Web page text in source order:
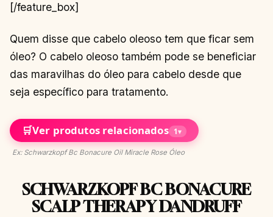
[/feature_box]
Quem disse que cabelo oleoso tem que ficar sem
óleo? O cabelo oleoso também pode se beneficiar
das maravilhas do óleo para cabelo desde que
seja específico para tratamento.
🛒Ver produtos relacionados 1▾
Ex: Schwarzkopf Bc Bonacure Oil Miracle Rose Óleo
SCHWARZKOPF BC BONACURE
SCALP THERAPY DANDRUFF